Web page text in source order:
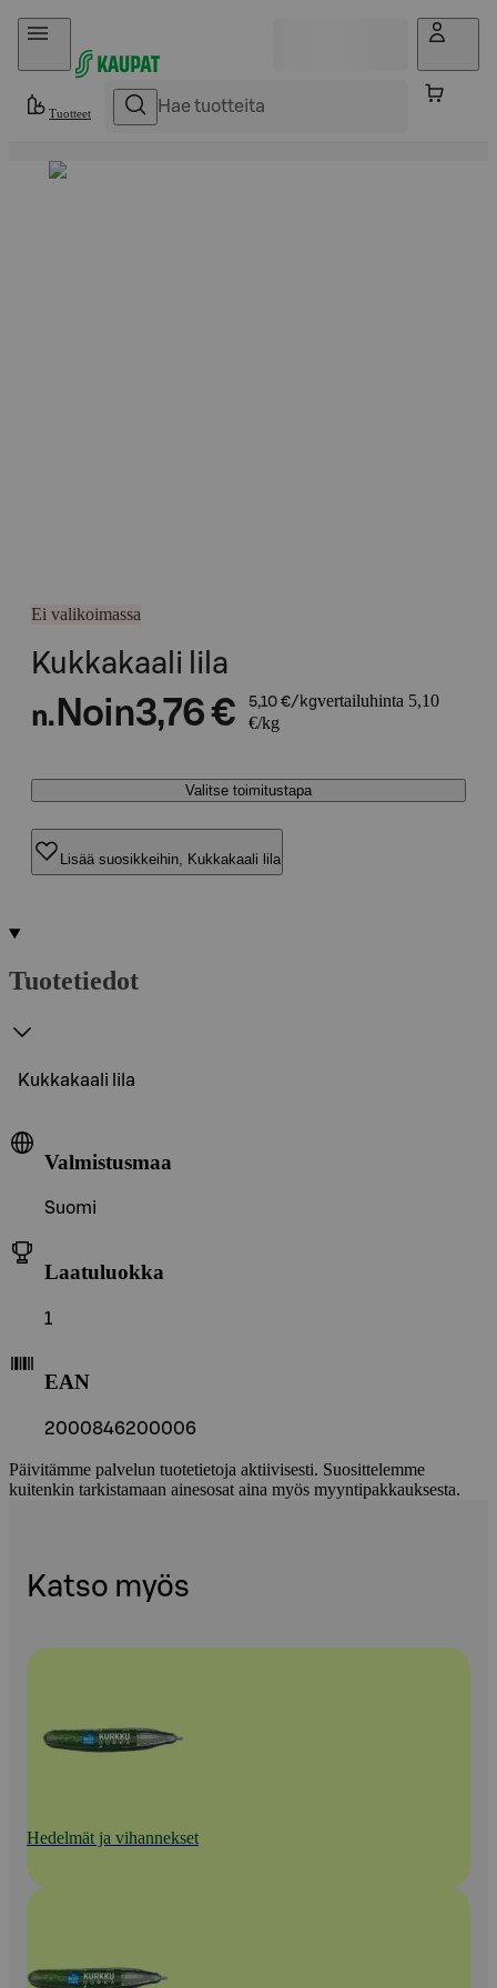
Hyppää sisältöön
Tuotteet
Ei valikoimassa
Kukkakaali lila
n. Noin3,76 € 5,10 €/kgvertailuhinta 5,10
€/kg
Valitse toimitustapa
Lisää suosikkeihin, Kukkakaali lila
Tuotetiedot
Kukkakaali lila
Valmistusmaa
Suomi
Laatuluokka
1
EAN
2000846200006
Päivitämme palvelun tuotetietoja aktiivisesti. Suosittelemme
kuitenkin tarkistamaan ainesosat aina myös myyntipakkauksesta.
Katso myös
Hedelmät ja vihannekset